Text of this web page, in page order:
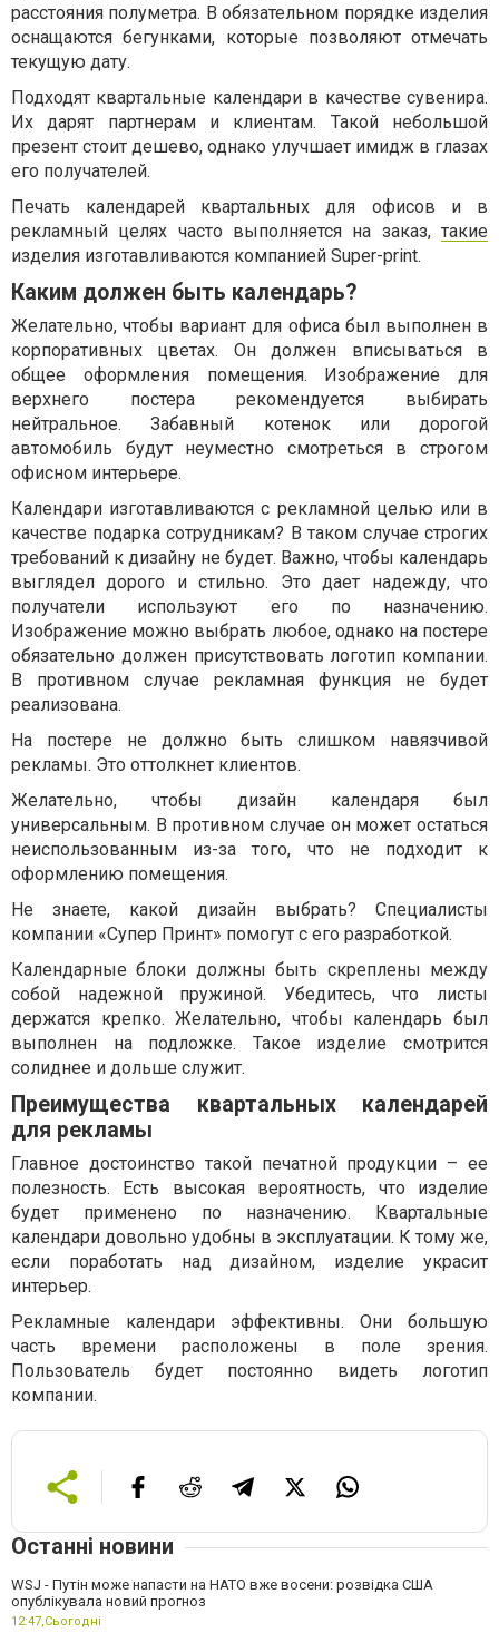
расстояния полуметра. В обязательном порядке изделия
оснащаются бегунками, которые позволяют отмечать
текущую дату.
Подходят квартальные календари в качестве сувенира.
Их дарят партнерам и клиентам. Такой небольшой
презент стоит дешево, однако улучшает имидж в глазах
его получателей.
Печать календарей квартальных для офисов и в
рекламный целях часто выполняется на заказ, такие
изделия изготавливаются компанией Super-print.
Каким должен быть календарь?
Желательно, чтобы вариант для офиса был выполнен в
корпоративных цветах. Он должен вписываться в
общее оформления помещения. Изображение для
верхнего постера рекомендуется выбирать
нейтральное. Забавный котенок или дорогой
автомобиль будут неуместно смотреться в строгом
офисном интерьере.
Календари изготавливаются с рекламной целью или в
качестве подарка сотрудникам? В таком случае строгих
требований к дизайну не будет. Важно, чтобы календарь
выглядел дорого и стильно. Это дает надежду, что
получатели используют его по назначению.
Изображение можно выбрать любое, однако на постере
обязательно должен присутствовать логотип компании.
В противном случае рекламная функция не будет
реализована.
На постере не должно быть слишком навязчивой
рекламы. Это оттолкнет клиентов.
Желательно, чтобы дизайн календаря был
универсальным. В противном случае он может остаться
неиспользованным из-за того, что не подходит к
оформлению помещения.
Не знаете, какой дизайн выбрать? Специалисты
компании «Супер Принт» помогут с его разработкой.
Календарные блоки должны быть скреплены между
собой надежной пружиной. Убедитесь, что листы
держатся крепко. Желательно, чтобы календарь был
выполнен на подложке. Такое изделие смотрится
солиднее и дольше служит.
Преимущества квартальных календарей
для рекламы
Главное достоинство такой печатной продукции – ее
полезность. Есть высокая вероятность, что изделие
будет применено по назначению. Квартальные
календари довольно удобны в эксплуатации. К тому же,
если поработать над дизайном, изделие украсит
интерьер.
Рекламные календари эффективны. Они большую
часть времени расположены в поле зрения.
Пользователь будет постоянно видеть логотип
компании.
Останні новини
WSJ - Путін може напасти на НАТО вже восени: розвідка США
опублікувала новий прогноз
12:47,Сьогодні